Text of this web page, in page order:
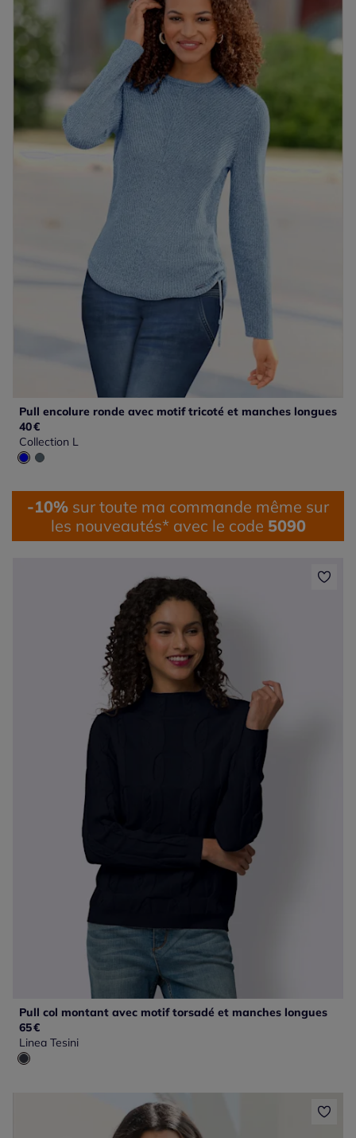
Pull encolure ronde avec motif tricoté et manches longues
40€
Collection L
-10% sur toute ma commande même sur
les nouveautés* avec le code 5090
Pull col montant avec motif torsadé et manches longues
65€
Linea Tesini